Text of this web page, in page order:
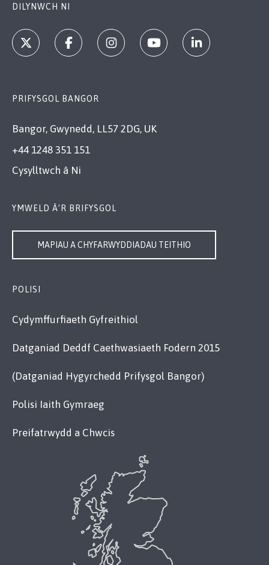
DILYNWCH NI
PRIFYSGOL BANGOR
Bangor, Gwynedd, LL57 2DG, UK
+44 1248 351 151
Cysylltwch â Ni
YMWELD Â’R BRIFYSGOL
MAPIAU A CHYFARWYDDIADAU TEITHIO
POLISI
Cydymffurfiaeth Gyfreithiol
Datganiad Deddf Caethwasiaeth Fodern 2015
(Datganiad Hygyrchedd Prifysgol Bangor)
Polisi Iaith Gymraeg
Preifatrwydd a Chwcis